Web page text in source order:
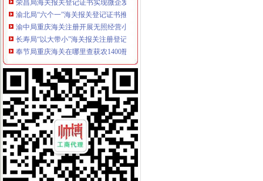
渝北局“六个一”海关报关登记证书推进非公经济建工作
渝中局重庆海关注册开展无照经营小旅馆专项取缔行动
长寿局“以大带小”海关报关注册登记证书促进微企发展初见成效
奉节局重庆海关在哪里查获农1400瓶∕袋
合川局重庆海关注册查获一起涉嫌无照加工提炼柴油案
忠县局重庆海关注册登记明确四项原则扎实开展微型企业发展工作
黔江区微型企业协会成立
渝中局办结全市重庆海关注册登记起提供虚材料骗取食品流通许可登记案件
波局长到长寿局、海关报关注册登记证书双桥局、荣昌局调研
区县加大创业平台建设力度助推微企发展
市重庆海关注册登记局召开《重庆市著名商标认定和保护条例》专家论证会和
国家工商总局重庆海关在哪里竞争执法局高度肯定重庆工商案件查办工作
2010年度我市外资企业发展超京赶津，重庆海关注册西部领先
全市重庆海关注册工商系统食品安全百日专项执法行动初战告捷
市海关报关注册登记证书局机关团员青年大会成功召开